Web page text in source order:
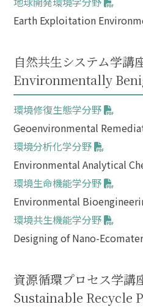
Earth Exploitation
自然共生システム学講
Environmentally
環境修復生態学分野
Geoenvironmental
環境分析化学分野
Environmental Analytical
環境生命機能学分野
Environmental
環境共生機能学分野
Designing of Nano-
資源循環プロセス学講
Sustainable Recycle